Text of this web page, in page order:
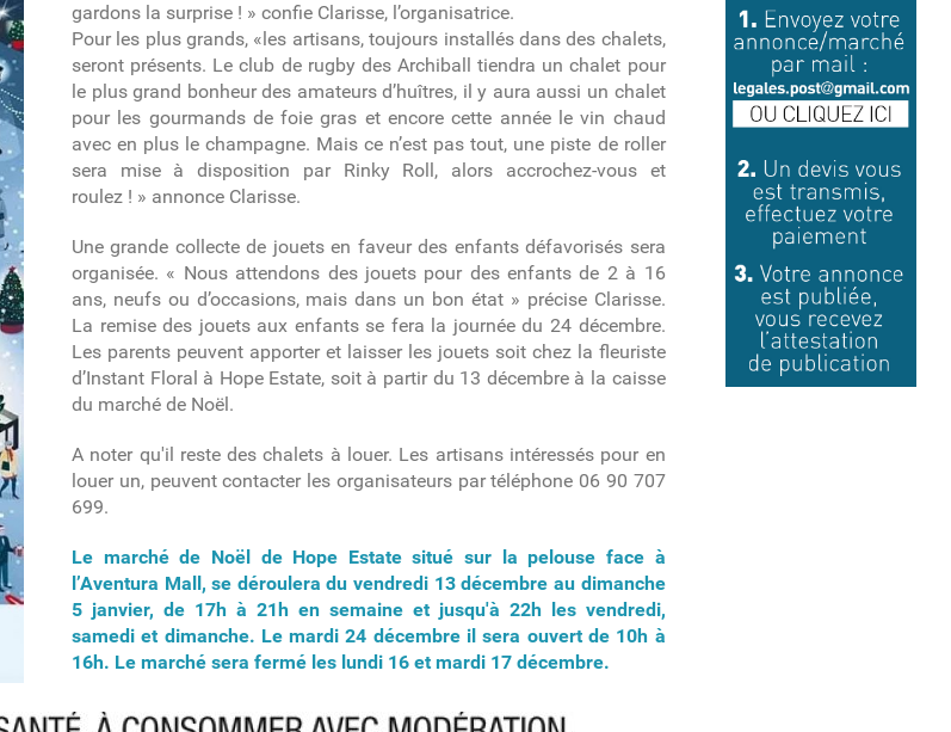
gardons la surprise ! » confie Clarisse, l’organisatrice.
Pour les plus grands, «les artisans, toujours installés dans des chalets,
seront présents. Le club de rugby des Archiball tiendra un chalet pour
le plus grand bonheur des amateurs d’huîtres, il y aura aussi un chalet
pour les gourmands de foie gras et encore cette année le vin chaud
avec en plus le champagne. Mais ce n’est pas tout, une piste de roller
sera mise à disposition par Rinky Roll, alors accrochez-vous et
roulez ! » annonce Clarisse.
Une grande collecte de jouets en faveur des enfants défavorisés sera
organisée. « Nous attendons des jouets pour des enfants de 2 à 16
ans, neufs ou d’occasions, mais dans un bon état » précise Clarisse.
La remise des jouets aux enfants se fera la journée du 24 décembre.
Les parents peuvent apporter et laisser les jouets soit chez la fleuriste
d’Instant Floral à Hope Estate, soit à partir du 13 décembre à la caisse
du marché de Noël.
A noter qu'il reste des chalets à louer. Les artisans intéressés pour en
louer un, peuvent contacter les organisateurs par téléphone 06 90 707
699.
Le marché de Noël de Hope Estate situé sur la pelouse face à
l’Aventura Mall, se déroulera du vendredi 13 décembre au dimanche
5 janvier, de 17h à 21h en semaine et jusqu'à 22h les vendredi,
samedi et dimanche. Le mardi 24 décembre il sera ouvert de 10h à
16h. Le marché sera fermé les lundi 16 et mardi 17 décembre.